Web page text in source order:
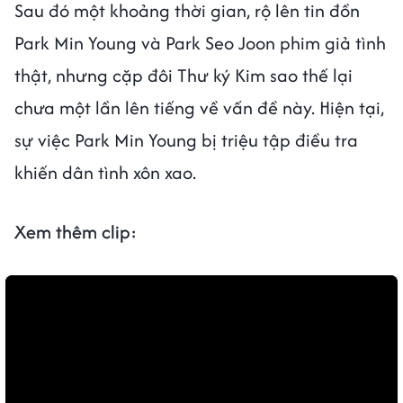
Sau đó một khoảng thời gian, rộ lên tin đồn
Park Min Young và Park Seo Joon phim giả tình
thật, nhưng cặp đôi Thư ký Kim sao thế lại
chưa một lần lên tiếng về vấn đề này. Hiện tại,
sự việc Park Min Young bị triệu tập điều tra
khiến dân tình xôn xao.
Xem thêm clip: